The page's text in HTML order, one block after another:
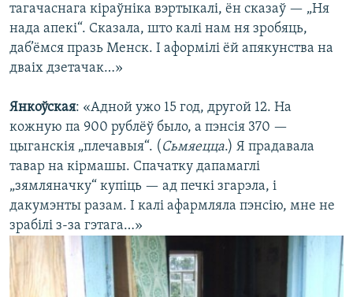
тагачаснага кіраўніка вэртыкалі, ён сказаў — „Ня
нада апекі“. Сказала, што калі нам ня зробяць,
даб’ёмся празь Менск. І аформілі ёй апякунства на
дваіх дзетачак…»
Янкоўская: «Адной ужо 15 год, другой 12. На
кожную па 900 рублёў было, а пэнсія 370 —
цыганскія „плечавыя“. ( Сьмяецца.) Я прадавала
тавар на кірмашы. Спачатку дапамаглі
„зямляначку“ купіць — ад печкі згарэла, і
дакумэнты разам. І калі афармляла пэнсію, мне не
зрабілі з-за гэтага…»